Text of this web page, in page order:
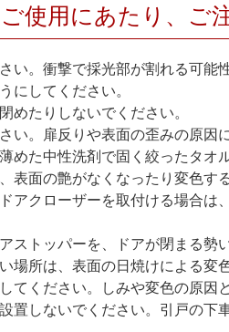
ご使用にあたり、ご
。衝撃で採光部が割れる可能
にしてください。
たりしないでください。
。扉反りや表面の歪みの原因に
た中性洗剤で固く絞ったタオ
面の艶がなくなったり変色す
アクローザーを取付ける場合
トッパーを、ドアが閉まる勢
所は、表面の日焼けによる変
ください。しみや変色の原因と
しないでください。引戸の下